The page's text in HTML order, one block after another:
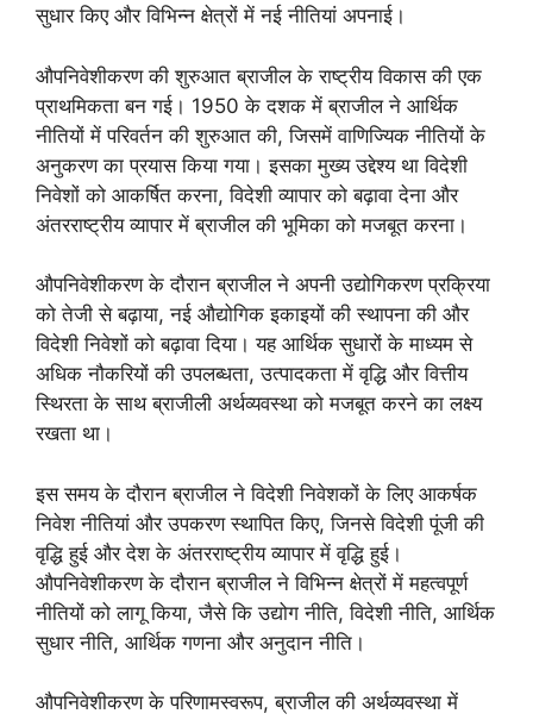
सुधार किए और विभिन्न क्षेत्रों में नई नीतियां अपनाई।
औपनिवेशीकरण की शुरुआत ब्राजील के राष्ट्रीय विकास की एक
प्राथमिकता बन गई। 1950 के दशक में ब्राजील ने आर्थिक
नीतियों में परिवर्तन की शुरुआत की, जिसमें वाणिज्यिक नीतियों के
अनुकरण का प्रयास किया गया। इसका मुख्य उद्देश्य था विदेशी
निवेशों को आकर्षित करना, विदेशी व्यापार को बढ़ावा देना और
अंतरराष्ट्रीय व्यापार में ब्राजील की भूमिका को मजबूत करना।
औपनिवेशीकरण के दौरान ब्राजील ने अपनी उद्योगिकरण प्रक्रिया
को तेजी से बढ़ाया, नई औद्योगिक इकाइयों की स्थापना की और
विदेशी निवेशों को बढ़ावा दिया। यह आर्थिक सुधारों के माध्यम से
अधिक नौकरियों की उपलब्धता, उत्पादकता में वृद्धि और वित्तीय
स्थिरता के साथ ब्राजीली अर्थव्यवस्था को मजबूत करने का लक्ष्य
रखता था।
इस समय के दौरान ब्राजील ने विदेशी निवेशकों के लिए आकर्षक
निवेश नीतियां और उपकरण स्थापित किए, जिनसे विदेशी पूंजी की
वृद्धि हुई और देश के अंतरराष्ट्रीय व्यापार में वृद्धि हुई।
औपनिवेशीकरण के दौरान ब्राजील ने विभिन्न क्षेत्रों में महत्वपूर्ण
नीतियों को लागू किया, जैसे कि उद्योग नीति, विदेशी नीति, आर्थिक
सुधार नीति, आर्थिक गणना और अनुदान नीति।
औपनिवेशीकरण के परिणामस्वरूप, ब्राजील की अर्थव्यवस्था में